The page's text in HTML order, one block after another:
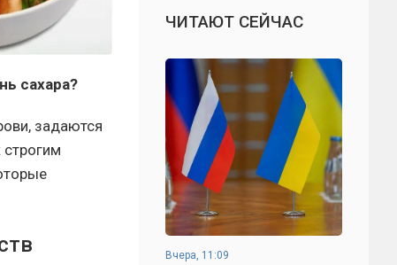
сахара?
задаются
Подмосковье и
Москву 6 августа
ЧИТАЮТ СЕЙЧАС
Вчера, 11:09